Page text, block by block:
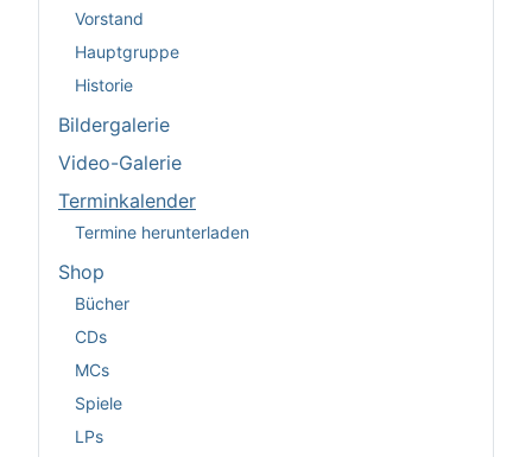
Vorstand
Hauptgruppe
Historie
Bildergalerie
Video-Galerie
Terminkalender
Termine herunterladen
Shop
Bücher
CDs
MCs
Spiele
LPs